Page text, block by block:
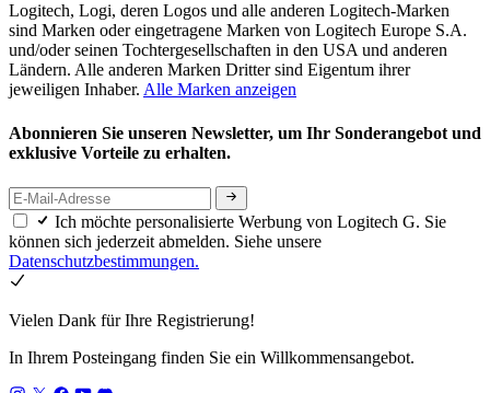
Logitech, Logi, deren Logos und alle anderen Logitech-Marken
sind Marken oder eingetragene Marken von Logitech Europe S.A.
und/oder seinen Tochtergesellschaften in den USA und anderen
Ländern. Alle anderen Marken Dritter sind Eigentum ihrer
jeweiligen Inhaber. Alle Marken anzeigen
Abonnieren Sie unseren Newsletter, um Ihr Sonderangebot und
exklusive Vorteile zu erhalten.
Ich möchte personalisierte Werbung von Logitech G. Sie
können sich jederzeit abmelden. Siehe unsere
Datenschutzbestimmungen.
Vielen Dank für Ihre Registrierung!
In Ihrem Posteingang finden Sie ein Willkommensangebot.